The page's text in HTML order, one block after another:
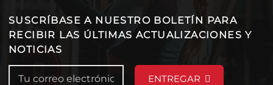
SUSCRÍBASE A NUESTRO BOLETÍN PARA
RECIBIR LAS ÚLTIMAS ACTUALIZACIONES Y
NOTICIAS
ENTREGAR